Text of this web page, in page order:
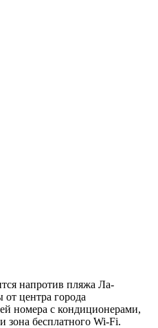
напротив пляжа Ла-
центра города
номера с кондиционерами,
зона бесплатного Wi-Fi.